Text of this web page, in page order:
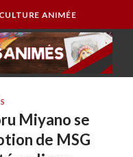
ANIMÉE
Miyano se
de MSG